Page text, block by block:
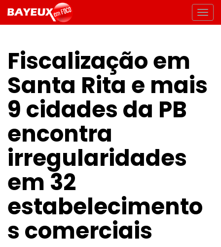
Fiscalização em
Santa Rita e mais
9 cidades da PB
encontra
irregularidades
em 32
estabelecimento
s comerciais